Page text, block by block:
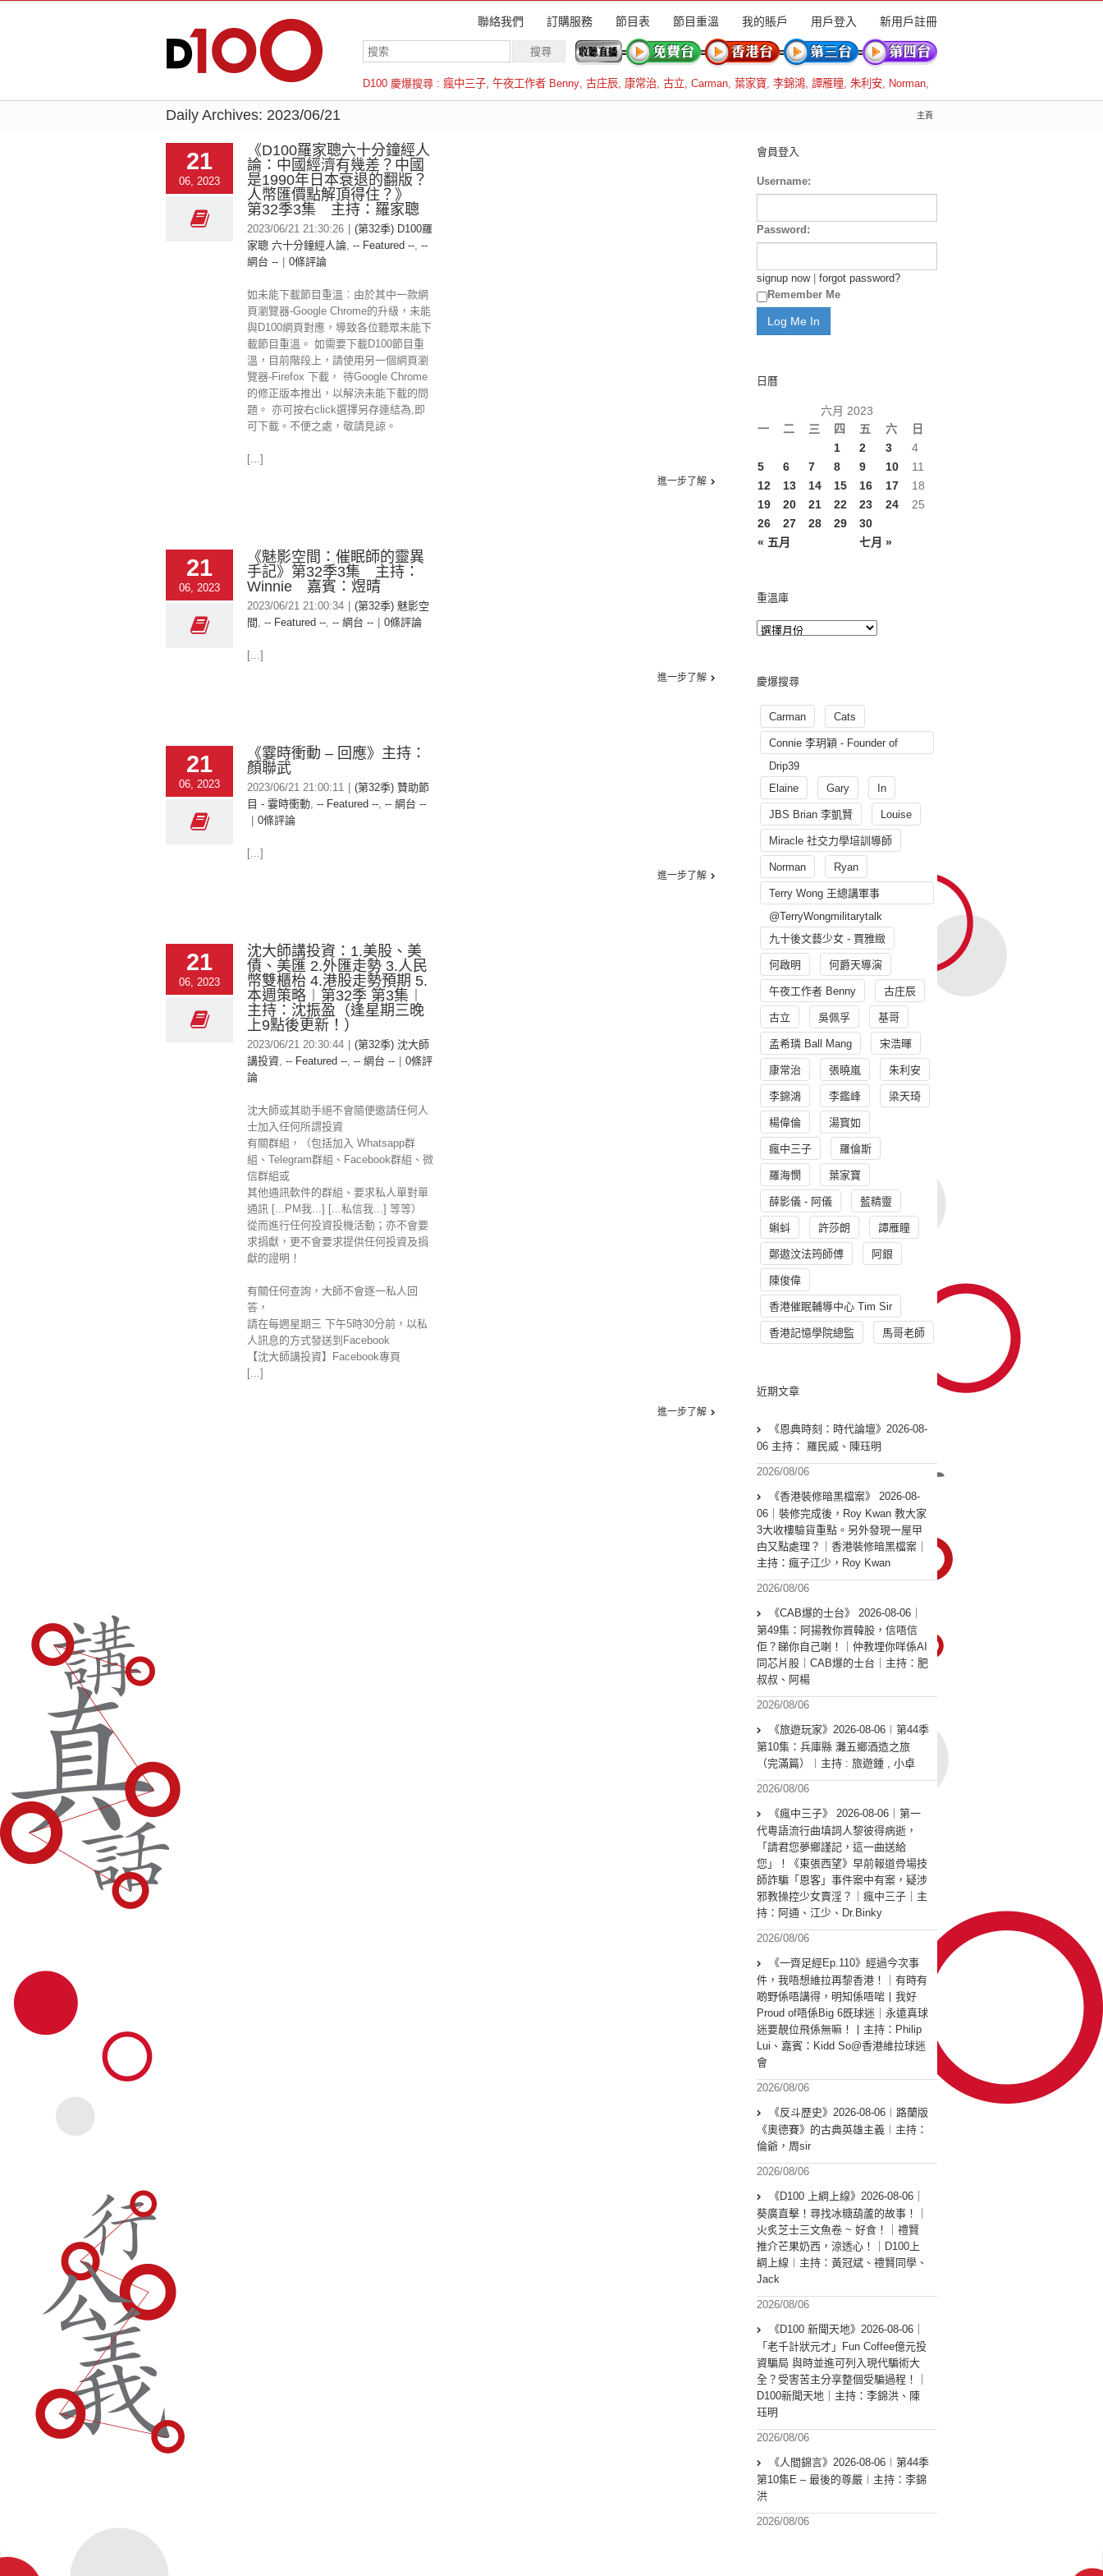
聯絡我們 訂購服務 節目表 節目重溫 我的賬戶 用戶登入 新用戶註冊
D100 慶爆搜尋 : 瘋中三子, 午夜工作者 Benny, 古庄辰, 康常治, 古立, Carman, 葉家寶, 李錦鴻, 譚雁瞳, 朱利安, Norman,
羅倫斯
Daily Archives: 2023/06/21 主頁
21
06, 2023
《D100羅家聰六十分鐘經人
論：中國經濟有幾差？中國
是1990年日本衰退的翻版？
人幣匯價點解頂得住？》
第32季3集 主持：羅家聰
2023/06/21 21:30:26
(第32季) D100羅
家聰 六十分鐘經人論, -- Featured --, --
網台 --
0條評論
如未能下載節目重溫︰由於其中一款網
頁瀏覽器-Google Chrome的升級，未能
與D100網頁對應，導致各位聽眾未能下
載節目重溫。 如需要下載D100節目重
溫，目前階段上，請使用另一個網頁瀏
覽器-Firefox 下載， 待Google Chrome
的修正版本推出，以解決未能下載的問
題。 亦可按右click選擇另存連結為,即
可下載。不便之處，敬請見諒。
[...]
進一步了解
21
06, 2023
《魅影空間：催眠師的靈異
手記》第32季3集 主持：
Winnie 嘉賓：煜晴
2023/06/21 21:00:34
(第32季) 魅影空
間 , -- Featured --, -- 網台 -- 0條評論
[...]
進一步了解
21
06, 2023
《霎時衝動 – 回應》主持：
顏聯武
2023/06/21 21:00:11
(第32季) 贊助節
目 - 霎時衝動, -- Featured --, -- 網台 --
0條評論
[...]
進一步了解
21
06, 2023
沈大師講投資：1.美股、美
債、美匯 2.外匯走勢 3.人民
幣雙櫃枱 4.港股走勢預期 5.
本週策略︱第32季 第3集︱
主持：沈振盈（逢星期三晚
上9點後更新！）
2023/06/21 20:30:44
(第32季) 沈大師
講投資, -- Featured --, -- 網台 --
0條評
論
沈大師或其助手絕不會隨便邀請任何人
士加入任何所謂投資
有關群組，（包括加入 Whatsapp群
組、Telegram群組、Facebook群組、微
信群組或
其他通訊軟件的群組、要求私人單對單
通訊 [...PM我...] [...私信我...] 等等）
從而進行任何投資投機活動；亦不會要
求捐獻，更不會要求提供任何投資及捐
獻的證明！
有關任何查詢，大師不會逐一私人回
答，
請在每週星期三 下午5時30分前，以私
人訊息的方式發送到Facebook
【沈大師講投資】Facebook專頁
[...]
進一步了解
會員登入
Username:
Password:
signup now| forgot password?
Remember Me
日曆
六月 2023
一
二 三 四 五 六 日
« 五月 七月 »
1 2 3
4
5
6 7 8 9 10
11
12
13 14 15 16 17
18
19
20 21 22 23 24
25
26
27 28 29 30
重溫庫
慶爆搜尋
Carman Cats
Connie 李玥穎 - Founder of
Drip39
Elaine
Gary In
JBS Brian 李凱賢 Louise
Miracle 社交力學培訓導師
Norman Ryan
Terry Wong 王總講軍事
@TerryWongmilitarytalk
九十後文藝少女 - 賈雅緻
何啟明 何爵天導演
午夜工作者 Benny 古庄辰
古立 吳佩孚 基哥
孟希璘 Ball Mang 宋浩暉
康常治 張曉嵐 朱利安
李錦鴻 李鑑峰 梁天琦
楊偉倫 湯寳如
瘋中三子 羅倫斯
羅海憫 葉家寶
薛影儀 - 阿儀 藍精靈
蝌蚪 許莎朗 譚雁瞳
鄭遨汶法筠師傅 阿銀
陳俊偉
香港催眠輔導中心 Tim Sir
香港記憶學院總監 馬哥老師
近期文章
《恩典時刻：時代論壇》2026-08-
06 主持： 羅民威、陳珏明
2026/08/06
《香港裝修暗黑檔案》 2026-08-
06｜裝修完成後，Roy Kwan 教大家
3大收樓驗貨重點。另外發現一屋曱
甴又點處理？｜香港裝修暗黑檔案｜
主持：瘋子江少，Roy Kwan
2026/08/06
《CAB爆的士台》 2026-08-06｜
第49集：阿揚教你買韓股，信唔信
佢？睇你自己喇！｜仲教埋你咩係AI
同芯片股｜CAB爆的士台｜主持：肥
叔叔、阿楊
2026/08/06
《旅遊玩家》2026-08-06︱第44季
第10集：兵庫縣 灘五鄉酒造之旅
（完滿篇）︱主持 : 旅遊鍾 , 小卓
2026/08/06
《瘋中三子》 2026-08-06｜第一
代粵語流行曲填詞人黎彼得病逝，
「請君您夢鄉謹記，這一曲送給
您」！《東張西望》早前報道骨場技
師詐騙「恩客」事件案中有案，疑涉
邪教操控少女賣淫？｜瘋中三子｜主
持：阿通、江少、Dr.Binky
2026/08/06
《一齊足經Ep.110》經過今次事
件，我唔想維拉再黎香港！｜有時有
啲野係唔講得，明知係唔啱丨我好
Proud of唔係Big 6既球迷｜永遠真球
迷要靚位飛係無嘛！丨主持：Philip
Lui、嘉賓：Kidd So@香港維拉球迷
會
2026/08/06
《反斗歷史》2026-08-06︱路蘭版
《奧德賽》的古典英雄主義︱主持：
倫爺，周sir
2026/08/06
《D100 上綱上線》2026-08-06｜
葵廣直擊！尋找冰糖葫蘆的故事！｜
火炙芝士三文魚卷 ~ 好食！｜禮賢
推介芒果奶西，涼透心！｜D100上
綱上線︱主持：黃冠斌、禮賢同學、
Jack
2026/08/06
《D100 新聞天地》2026-08-06｜
「老千計狀元才」Fun Coffee億元投
資騙局 與時並進可列入現代騙術大
全？受害苦主分享整個受騙過程！｜
D100新聞天地｜主持：李錦洪、陳
珏明
2026/08/06
《人間錦言》2026-08-06︱第44季
第10集E – 最後的尊嚴︱主持：李錦
洪
2026/08/06